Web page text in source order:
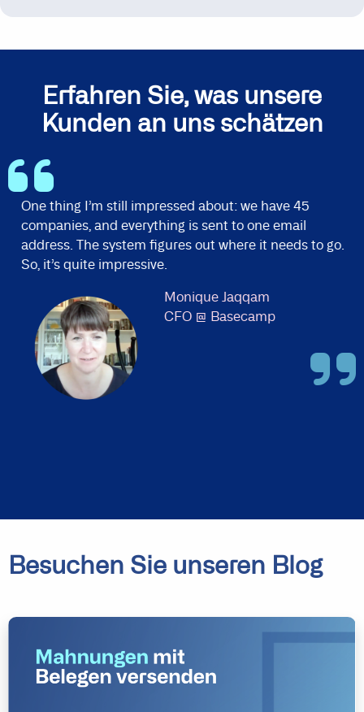
Erfahren Sie, was unsere
Kunden an uns schätzen
One thing I’m still impressed about: we have 45
companies, and everything is sent to one email
address. The system figures out where it needs to go.
So, it’s quite impressive.
Monique Jaqqam
CFO @ Basecamp
Besuchen Sie unseren Blog